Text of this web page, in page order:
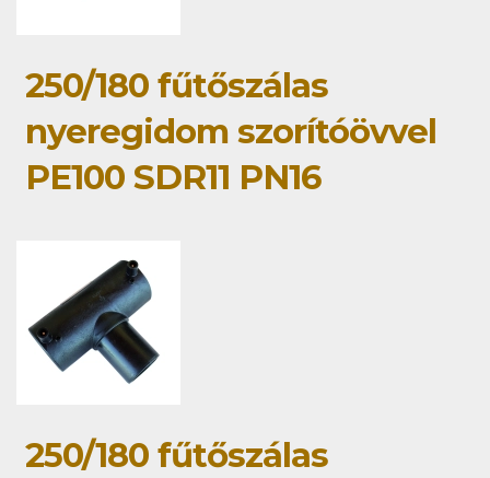
250/180 fűtőszálas
nyeregidom szorítóövvel
PE100 SDR11 PN16
250/180 fűtőszálas